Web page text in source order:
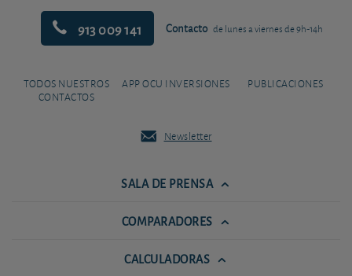
913 009 141 Contacto de lunes a viernes de 9h-14h
TODOS NUESTROS
CONTACTOS
APP OCU INVERSIONES PUBLICACIONES
Newsletter
SALA DE PRENSA
COMPARADORES
CALCULADORAS